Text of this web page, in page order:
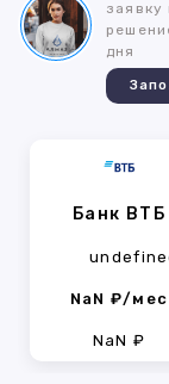
заявку
дня
Банк ВТБ
NaN ₽/мес
NaN ₽